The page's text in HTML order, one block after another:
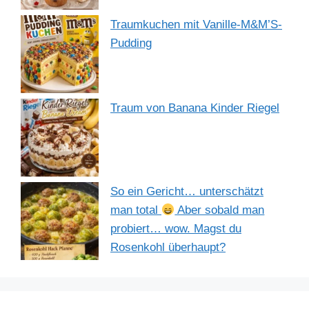
Traumkuchen mit Vanille-M&M’S-
Pudding
Traum von Banana Kinder Riegel
So ein Gericht… unterschätzt
man total
Aber sobald man
probiert… wow. Magst du
Rosenkohl überhaupt?